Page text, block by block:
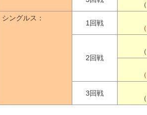
シングルス：
1回戦
2回戦
3回戦